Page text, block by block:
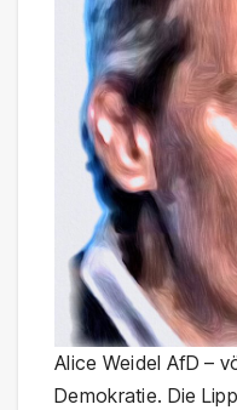
Alice Weidel AfD –
Demokratie. Die